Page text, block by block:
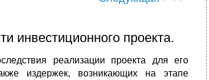
инвестиционного проекта.
реализации проекта для его
издержек, возникающих на этапе